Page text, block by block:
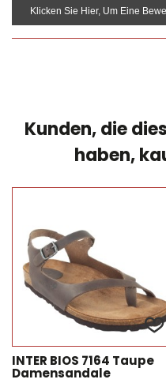
Klicken Sie Hier, Um Eine
Kunden, die
haben,
INTER BIOS 7164 Taupe
Damensandale